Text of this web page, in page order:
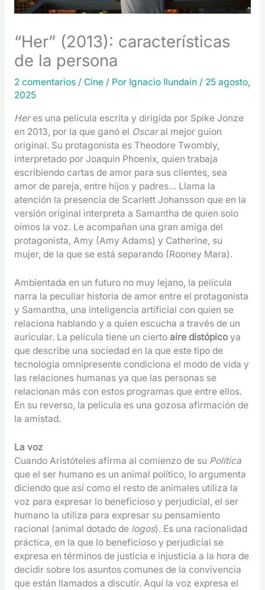
“Her” (2013): características
de la persona
2 comentarios / Cine/ Por Ignacio Ilundain / 25 agosto,
2025
Heres una película escrita y dirigida por Spike Jonze
en 2013, por la que ganó el Oscaral mejor guion
original. Su protagonista es Theodore Twombly,
interpretado por Joaquin Phoenix, quien trabaja
escribiendo cartas de amor para sus clientes, sea
amor de pareja, entre hijos y padres… Llama la
atención la presencia de Scarlett Johansson que en la
versión original interpreta a Samantha de quien solo
oímos la voz. Le acompañan una gran amiga del
protagonista, Amy (Amy Adams) y Catherine, su
mujer, de la que se está separando (Rooney Mara).
Ambientada en un futuro no muy lejano, la película
narra la peculiar historia de amor entre el protagonista
y Samantha, una inteligencia artificial con quien se
relaciona hablando y a quien escucha a través de un
auricular. La película tiene un cierto aire distópicoya
que describe una sociedad en la que este tipo de
tecnología omnipresente condiciona el modo de vida y
las relaciones humanas ya que las personas se
relacionan más con estos programas que entre ellos.
En su reverso, la película es una gozosa afirmación de
la amistad.
La voz
Cuando Aristóteles afirma al comienzo de su Política
que el ser humano es un animal político, lo argumenta
diciendo que así como el resto de animales utiliza la
voz para expresar lo beneficioso y perjudicial, el ser
humano la utiliza para expresar su pensamiento
racional (animal dotado de logos). Es una racionalidad
práctica, en la que lo beneficioso y perjudicial se
expresa en términos de justicia e injusticia a la hora de
decidir sobre los asuntos comunes de la convivencia
que están llamados a discutir. Aquí la voz expresa el